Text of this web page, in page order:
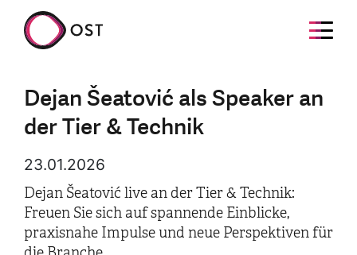
Dejan Šeatović als Speaker an
der Tier & Technik
23.01.2026
Dejan Šeatović live an der Tier & Technik:
Freuen Sie sich auf spannende Einblicke,
praxisnahe Impulse und neue Perspektiven für